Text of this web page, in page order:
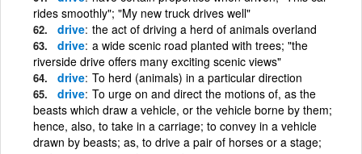
rides smoothly"; "My new truck drives well"
drive the act of driving a herd of animals overland
drive a wide scenic road planted with trees; "the
riverside drive offers many exciting scenic views"
drive To herd (animals) in a particular direction
drive To urge on and direct the motions of, as the
beasts which draw a vehicle, or the vehicle borne by them;
hence, also, to take in a carriage; to convey in a vehicle
drawn by beasts; as, to drive a pair of horses or a stage;